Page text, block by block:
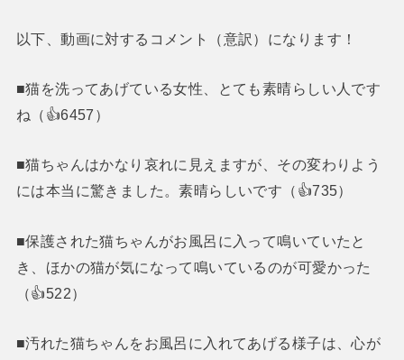
以下、動画に対するコメント（意訳）になります！
■猫を洗ってあげている女性、とても素晴らしい人です
ね（👍6457）
■猫ちゃんはかなり哀れに見えますが、その変わりよう
には本当に驚きました。素晴らしいです（👍735）
■保護された猫ちゃんがお風呂に入って鳴いていたと
き、ほかの猫が気になって鳴いているのが可愛かった
（👍522）
■汚れた猫ちゃんをお風呂に入れてあげる様子は、心が